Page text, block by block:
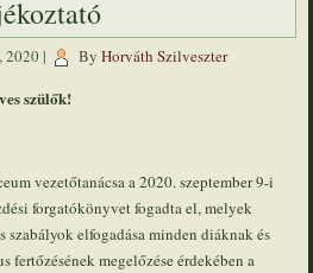
2020 | By Horváth Szilveszter
szülők!
vezetőtanácsa a 2020. szeptember 9-i
forgatókönyvet fogadta el, melyek
szabályok elfogadása minden diáknak és
megelőzése érdekében a